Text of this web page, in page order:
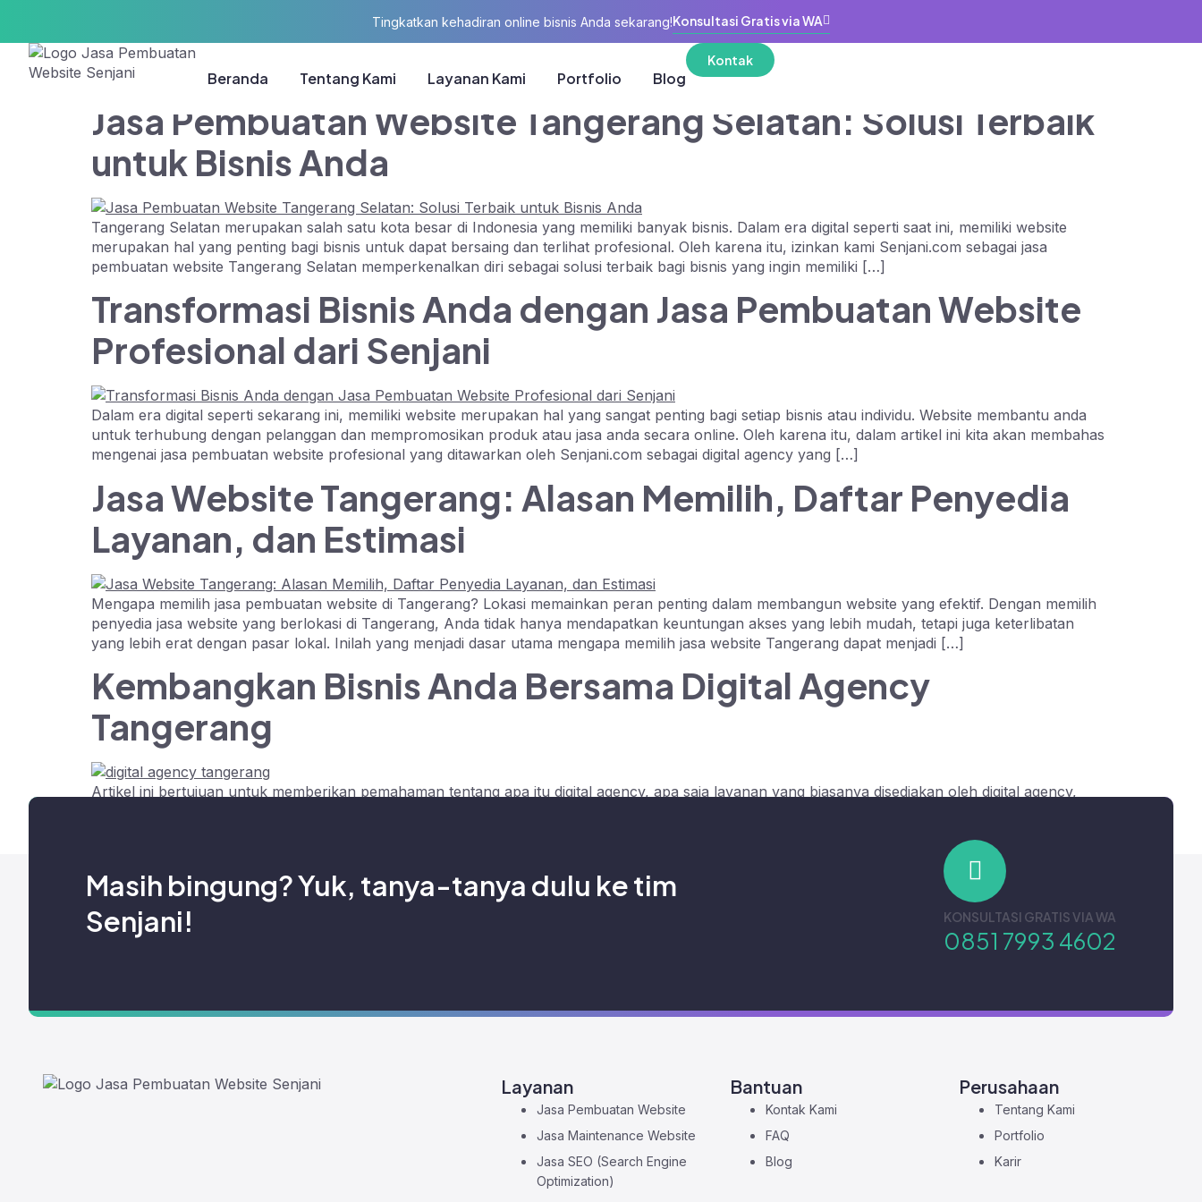
Tingkatkan kehadiran online bisnis Anda sekarang!Konsultasi Gratis via WA
Beranda Tentang Kami Layanan Kami Portfolio Blog
Kontak
Author:Developer Senjani.com
Jasa Pembuatan Website Tangerang Selatan: Solusi Terbaik
untuk Bisnis Anda
Tangerang Selatan merupakan salah satu kota besar di Indonesia yang memiliki banyak bisnis. Dalam era digital seperti saat ini, memiliki website
merupakan hal yang penting bagi bisnis untuk dapat bersaing dan terlihat profesional. Oleh karena itu, izinkan kami Senjani.com sebagai jasa
pembuatan website Tangerang Selatan memperkenalkan diri sebagai solusi terbaik bagi bisnis yang ingin memiliki […]
Transformasi Bisnis Anda dengan Jasa Pembuatan Website
Profesional dari Senjani
Dalam era digital seperti sekarang ini, memiliki website merupakan hal yang sangat penting bagi setiap bisnis atau individu. Website membantu anda
untuk terhubung dengan pelanggan dan mempromosikan produk atau jasa anda secara online. Oleh karena itu, dalam artikel ini kita akan membahas
mengenai jasa pembuatan website profesional yang ditawarkan oleh Senjani.com sebagai digital agency yang […]
Jasa Website Tangerang: Alasan Memilih, Daftar Penyedia
Layanan, dan Estimasi
Mengapa memilih jasa pembuatan website di Tangerang? Lokasi memainkan peran penting dalam membangun website yang efektif. Dengan memilih
penyedia jasa website yang berlokasi di Tangerang, Anda tidak hanya mendapatkan keuntungan akses yang lebih mudah, tetapi juga keterlibatan
yang lebih erat dengan pasar lokal. Inilah yang menjadi dasar utama mengapa memilih jasa website Tangerang dapat menjadi […]
Kembangkan Bisnis Anda Bersama Digital Agency
Tangerang
Artikel ini bertujuan untuk memberikan pemahaman tentang apa itu digital agency, apa saja layanan yang biasanya disediakan oleh digital agency,
Masih bingung? Yuk, tanya-tanya dulu ke tim
Senjani!
KONSULTASI GRATIS VIA WA
0851 7993 4602
Layanan
Jasa Pembuatan Website
Jasa Maintenance Website
Jasa SEO (Search Engine
Optimization)
Bantuan
Kontak Kami
FAQ
Blog
Perusahaan
Tentang Kami
Portfolio
Karir